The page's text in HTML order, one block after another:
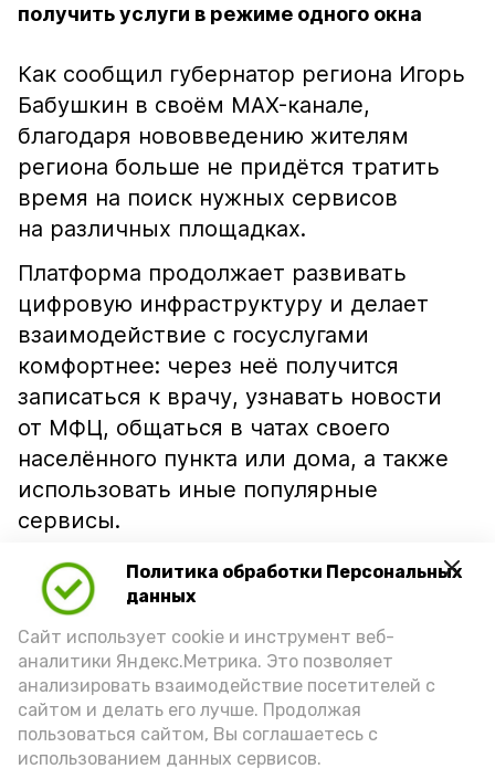
Политика обработки Персональных
данных
Сайт использует cookie и инструмент веб-
аналитики Яндекс.Метрика. Это позволяет
анализировать взаимодействие посетителей с
сайтом и делать его лучше. Продолжая
пользоваться сайтом, Вы соглашаетесь с
использованием данных сервисов.
получить услуги в режиме одного окна
Как сообщил губернатор региона Игорь
Бабушкин в своём MAX-канале,
благодаря нововведению жителям
региона больше не придётся тратить
время на поиск нужных сервисов
на различных площадках.
Платформа продолжает развивать
цифровую инфраструктуру и делает
взаимодействие с госуслугами
комфортнее: через неё получится
записаться к врачу, узнавать новости
от МФЦ, общаться в чатах своего
населённого пункта или дома, а также
использовать иные популярные
сервисы.
Главная цель — обеспечить каждому
жителю Астраханской области лёгкий,
оперативный и доступный способ
получения услуг, делится
«Астрахань 24».
Опробовать сервис можно поссылке